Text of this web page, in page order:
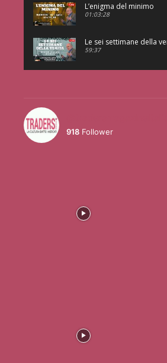
L’enigma del minimo
01:03:28
Le sei settimane della
59:37
918 Follower